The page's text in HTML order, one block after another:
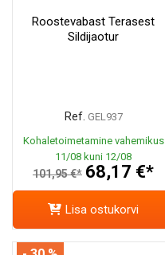
Roostevabast Terasest
Sildijaotur
Ref. GEL937
Kohaletoimetamine vahemikus
11/08 kuni 12/08
101,95 €* 68,17 €*
Lisa ostukorvi